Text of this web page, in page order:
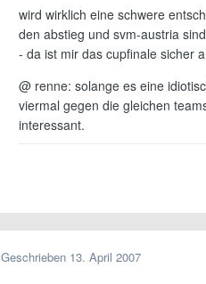
wird wirklich eine schwere
den abstieg und svm-austria
- da ist mir das cupfinale sicher
@ renne: solange es eine
viermal gegen die gleichen
interessant.
Geschrieben 13. April 2007